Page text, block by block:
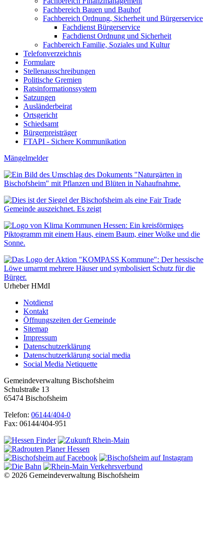
Fachbereich Bauen und Bauhof
Fachbereich Ordnung, Sicherheit und Bürgerservice
Fachdienst Bürgerservice
Fachdienst Ordnung und Sicherheit
Fachbereich Familie, Soziales und Kultur
Telefonverzeichnis
Formulare
Stellenausschreibungen
Politische Gremien
Ratsinformationssystem
Satzungen
Ausländerbeirat
Ortsgericht
Schiedsamt
Bürgerpreisträger
FTAPI - Sichere Kommunikation
Mängelmelder
Urheber HMdI
Notdienst
Kontakt
Öffnungszeiten der Gemeinde
Sitemap
Impressum
Datenschutzerklärung
Datenschutzerklärung social media
Social Media Netiquette
Gemeindeverwaltung Bischofsheim
Schulstraße 13
65474 Bischofsheim
Telefon: 06144/404-0
Fax: 06144/404-951
© 2026 Gemeindeverwaltung Bischofsheim